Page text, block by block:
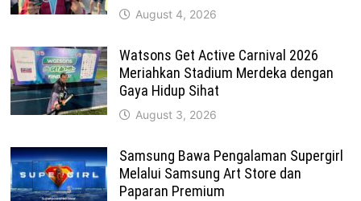
August 4, 2026
Watsons Get Active Carnival 2026
Meriahkan Stadium Merdeka dengan
Gaya Hidup Sihat
August 3, 2026
Samsung Bawa Pengalaman Supergirl
Melalui Samsung Art Store dan
Paparan Premium